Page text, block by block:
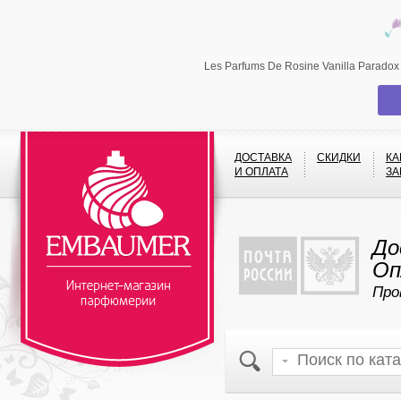
Les Parfums De Rosine Vanilla
ДОСТАВКА
И ОПЛАТА
СКИДКИ